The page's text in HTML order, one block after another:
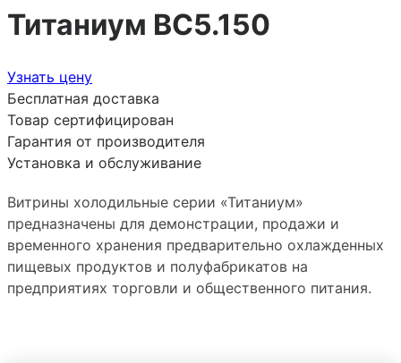
Титаниум ВС5.150
Узнать цену
Бесплатная доставка
Товар сертифицирован
Гарантия от производителя
Установка и обслуживание
Витрины холодильные серии «Титаниум»
предназначены для демонстрации, продажи и
временного хранения предварительно охлажденных
пищевых продуктов и полуфабрикатов на
предприятиях торговли и общественного питания.